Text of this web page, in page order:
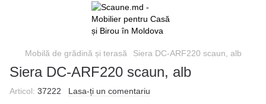
Mobilă de grădină și terasă Siera DC-ARF220 scaun, alb
Siera DC-ARF220 scaun, alb
Articol: 37222 Lasa-ți un comentariu